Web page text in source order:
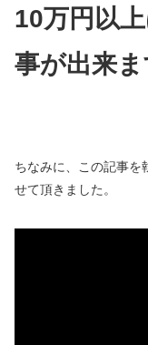
10万円以
事が出来ま
ちなみに、この記事を
せて頂きました。